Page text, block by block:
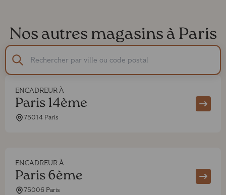
Nos autres magasins à Paris
ENCADREUR À
Paris 14ème
75014 Paris
ENCADREUR À
Paris 6ème
75006 Paris